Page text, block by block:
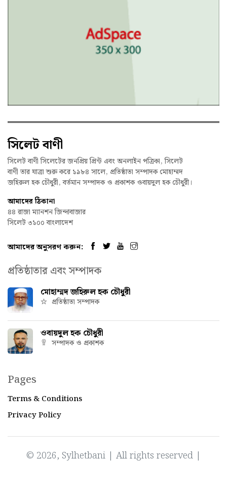
সিলেট বাণী
সিলেট বাণী সিলেটের জনপ্রিয় প্রিন্ট এবং অনলাইন পত্রিকা, সিলেট
বাণী তার যাত্রা শুরু করে ১৯৮৪ সালে, প্রতিষ্ঠাতা সম্পাদক মোহাম্মদ
জহিরুল হক চৌধুরী, বর্তমান সম্পাদক ও প্রকাশক ওবায়দুল হক চৌধুরী।
আমাদের ঠিকানা
৪৪ রাজা ম্যানশন জিন্দাবাজার
সিলেট ৩১০০ বাংলাদেশ
আমাদের অনুসরণ করুন:
প্রতিষ্ঠাতার এবং সম্পাদক
মোহাম্মদ জহিরুল হক চৌধুরী
প্রতিষ্ঠাতা সম্পাদক
ওবায়দুল হক চৌধুরী
সম্পাদক ও প্রকাশক
Pages
Terms & Conditions
Privacy Policy
© 2026, Sylhetbani | All rights reserved |